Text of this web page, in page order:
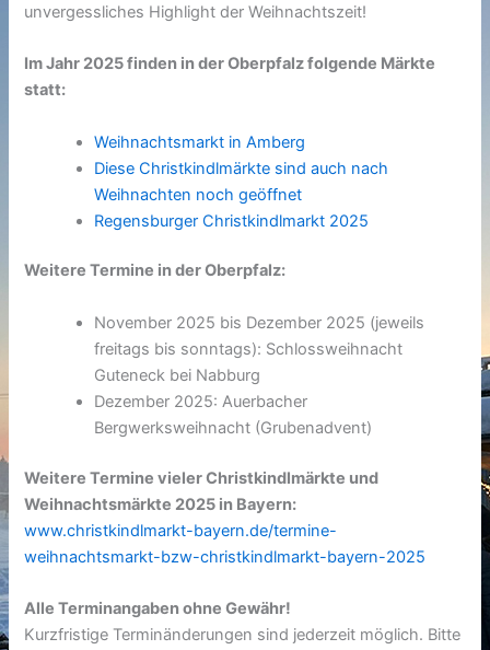
unvergessliches Highlight der Weihnachtszeit!
Im Jahr 2025 finden in der Oberpfalz folgende Märkte
statt:
Weihnachtsmarkt in Amberg
Diese Christkindlmärkte sind auch nach
Weihnachten noch geöffnet
Regensburger Christkindlmarkt 2025
Weitere Termine in der Oberpfalz:
November 2025 bis Dezember 2025 (jeweils
freitags bis sonntags): Schlossweihnacht
Guteneck bei Nabburg
Dezember 2025: Auerbacher
Bergwerksweihnacht (Grubenadvent)
Weitere Termine vieler Christkindlmärkte und
Weihnachtsmärkte 2025 in Bayern:
www.christkindlmarkt-bayern.de/termine-
weihnachtsmarkt-bzw-christkindlmarkt-bayern-2025
Alle Terminangaben ohne Gewähr!
Kurzfristige Terminänderungen sind jederzeit möglich. Bitte